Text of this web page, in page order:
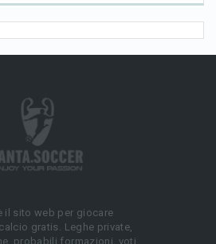
il sito web per giocare
gratis. Leghe private,
probabili formazioni, voti